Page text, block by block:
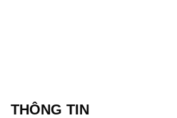
THÔNG TIN